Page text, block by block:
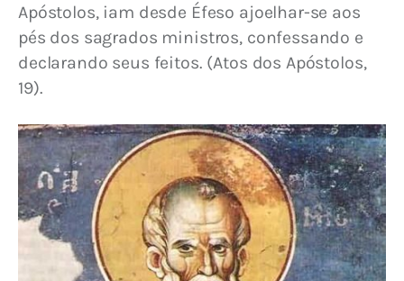
Apóstolos, iam desde Éfeso ajoelhar-se aos
pés dos sagrados ministros, confessando e
declarando seus feitos. (Atos dos Apóstolos,
19).